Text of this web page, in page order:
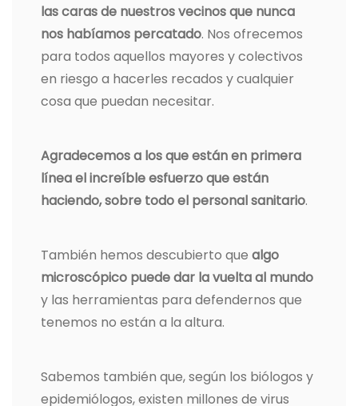
las caras de nuestros vecinos que nunca
nos habíamos percatado. Nos ofrecemos
para todos aquellos mayores y colectivos
en riesgo a hacerles recados y cualquier
cosa que puedan necesitar.
Agradecemos a los que están en primera
línea el increíble esfuerzo que están
haciendo, sobre todo el personal sanitario.
También hemos descubierto que algo
microscópico puede dar la vuelta al mundo
y las herramientas para defendernos que
tenemos no están a la altura.
Sabemos también que, según los biólogos y
epidemiólogos, existen millones de virus